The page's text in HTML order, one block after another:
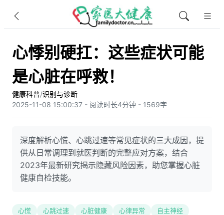
心悸别硬扛：这些症状可能
是心脏在呼救！
健康科普/识别与诊断
2025-11-08 15:00:37 - 阅读时长4分钟 - 1569字
深度解析心慌、心跳过速等常见症状的三大成因，提
供从日常调理到就医判断的完整应对方案，结合
2023年最新研究揭示隐藏风险因素，助您掌握心脏
健康自检技能。
心慌 心跳过速 心脏健康 心律异常 自主神经